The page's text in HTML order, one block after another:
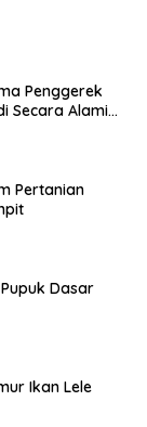
Penggerek
Secara Alami
Pertanian
Dasar
Ikan Lele